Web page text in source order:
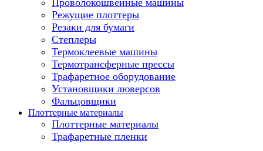
Режущие плоттеры
Резаки для бумаги
Степлеры
Термоклеевые машины
Термотрансферные прессы
Трафаретное оборудование
Установщики люверсов
Фальцовщики
Плоттерные материалы
Плоттерные материалы
Трафаретные пленки